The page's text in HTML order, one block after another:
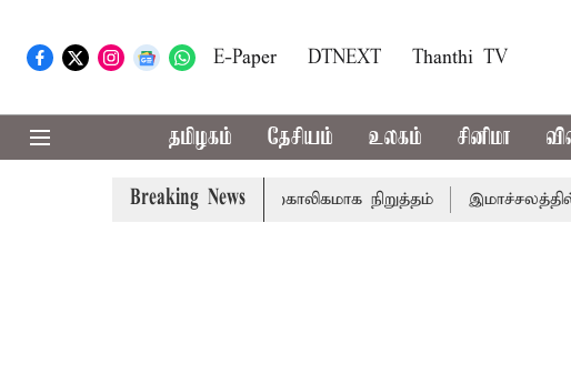
E-Paper DTNEXT Thanthi TV
தமிழகம் தேசியம் உலகம் சினிமா
Breaking News
அமர்நாத் யாத்திரை தற்காலிகமாக நிறுத்தம் இமாச்சலத்தில்